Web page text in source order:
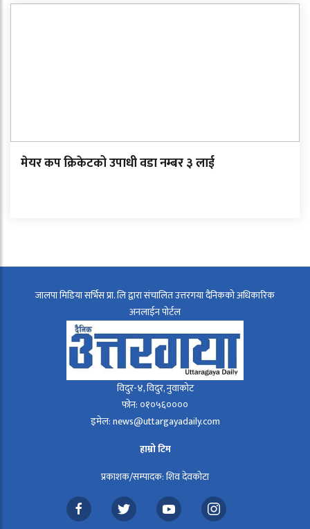
मेयर कप क्रिकेटको उपाधी वडा नम्बर ३ लाई
जालपा मिडिया सर्भिस प्रा. लि द्वारा संचालित उत्तरगया दैनिकको अधिकारिक
अनलाईन पोर्टल
विदुर-४, विदुर, नुवाकोट
फोन: ०१०५६००००
इमेल: news@uttargayadaily.com
हाम्रो टिम
प्रकाशक/सम्पादक: शिव देवकोटा